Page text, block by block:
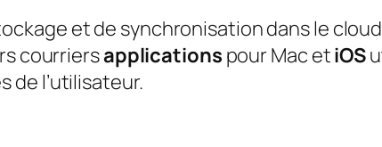
et de synchronisation dans le
courriersapplications pour Mac etiOS
de l’utilisateur.